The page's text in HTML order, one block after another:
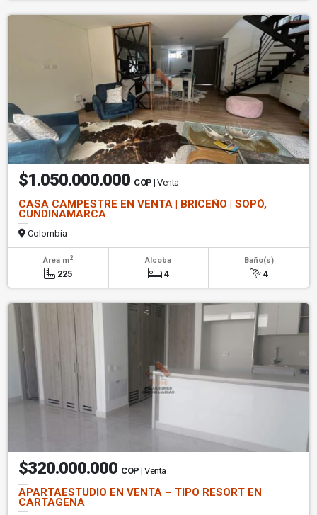
$1.050.000.000 COP | Venta
CASA CAMPESTRE EN VENTA | BRICEÑO | SOPÓ,
CUNDINAMARCA
Colombia
Área m2
225
Alcoba
4
Baño(s)
4
$320.000.000 COP | Venta
APARTAESTUDIO EN VENTA – TIPO RESORT EN
CARTAGENA